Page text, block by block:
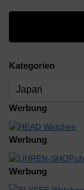
Kategorien
Werbung
Werbung
Werbung